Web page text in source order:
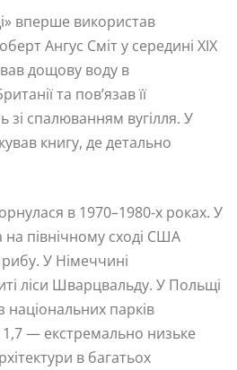
вперше використав
Ангус Сміт у середині XIX
дощову воду в
та пов’язав її
зі спалюванням вугілля. У
книгу, де детально
в 1970–1980-х роках. У
на північному сході США
У Німеччині
ліси Шварцвальду. У Польщі
національних парків
— екстремально низьке
в багатьох